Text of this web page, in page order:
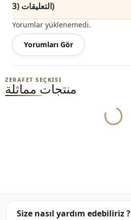
التعليقات (3)
Yorumlar yüklenemedi.
Yorumları Gör
ZERAFET SEÇKISI
منتجات مماثلة
Yukleniyor...
Size nasıl yardım edebiliriz ?